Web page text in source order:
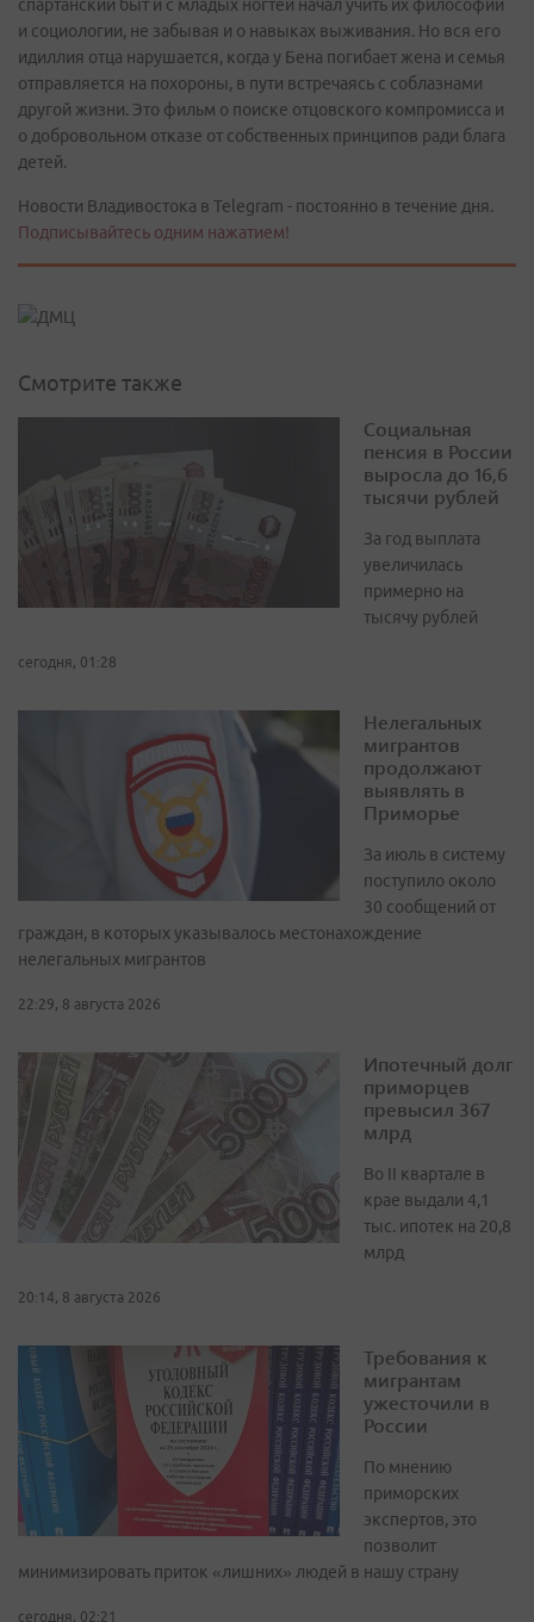
спартанский быт и с младых ногтей начал учить их философии
и социологии, не забывая и о навыках выживания. Но вся его
идиллия отца нарушается, когда у Бена погибает жена и семья
отправляется на похороны, в пути встречаясь с соблазнами
другой жизни. Это фильм о поиске отцовского компромисса и
о добровольном отказе от собственных принципов ради блага
детей.
Новости Владивостока в Telegram - постоянно в течение дня.
Подписывайтесь одним нажатием!
Смотрите также
Социальная
пенсия в России
выросла до 16,6
тысячи рублей
За год выплата
увеличилась
примерно на
тысячу рублей
сегодня, 01:28
Нелегальных
мигрантов
продолжают
выявлять в
Приморье
За июль в систему
поступило около
30 сообщений от
граждан, в которых указывалось местонахождение
нелегальных мигрантов
22:29, 8 августа 2026
Ипотечный долг
приморцев
превысил 367
млрд
Во II квартале в
крае выдали 4,1
тыс. ипотек на 20,8
млрд
20:14, 8 августа 2026
Требования к
мигрантам
ужесточили в
России
По мнению
приморских
экспертов, это
позволит
минимизировать приток «лишних» людей в нашу страну
сегодня, 02:21